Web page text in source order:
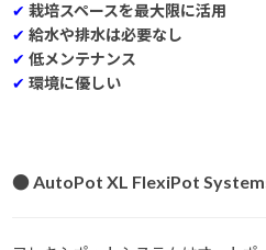
✔ 栽培スペースを最大限に活用
✔ 給水や排水は必要なし
✔ 低メンテナンス
✔ 環境に優しい
● AutoPot XL FlexiPot